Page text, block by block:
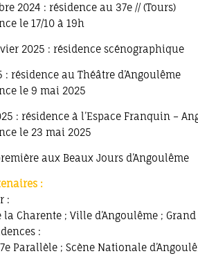
2024 : résidence au 37e // (Tours)
le 17/10 à 19h
2025 : résidence scénographique
: résidence au Théâtre d’Angoulême
le 9 mai 2025
: résidence à l’Espace Franquin –
le 23 mai 2025
aux Beaux Jours d’Angoulême
:
:
la Charente ; Ville d’Angoulême ;
:
Parallèle ; Scène Nationale